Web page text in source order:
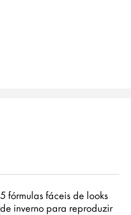
5 fórmulas fáceis de looks
de inverno para reproduzir